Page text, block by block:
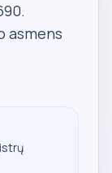
asmens